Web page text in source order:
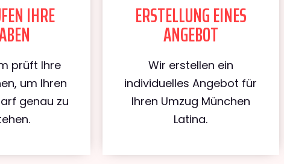
IHRE
prüft Ihre
um Ihren
genau zu
ERSTELLUNG EINES
ANGEBOT
Wir erstellen ein
individuelles Angebot für
Ihren Umzug München
Latina.